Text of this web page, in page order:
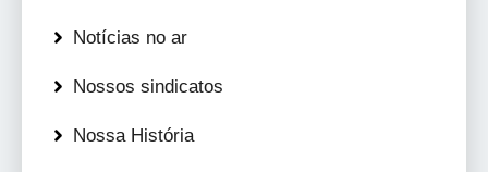
Notícias no ar
Nossos sindicatos
Nossa História